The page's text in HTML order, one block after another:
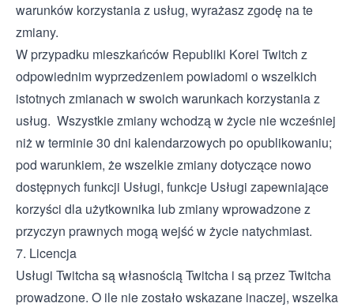
warunków korzystania z usług, wyrażasz zgodę na te
zmiany.
W przypadku mieszkańców Republiki Korei Twitch z
odpowiednim wyprzedzeniem powiadomi o wszelkich
istotnych zmianach w swoich warunkach korzystania z
usług. Wszystkie zmiany wchodzą w życie nie wcześniej
niż w terminie 30 dni kalendarzowych po opublikowaniu;
pod warunkiem, że wszelkie zmiany dotyczące nowo
dostępnych funkcji Usługi, funkcje Usługi zapewniające
korzyści dla użytkownika lub zmiany wprowadzone z
przyczyn prawnych mogą wejść w życie natychmiast.
7. Licencja
Usługi Twitcha są własnością Twitcha i są przez Twitcha
prowadzone. O ile nie zostało wskazane inaczej, wszelka